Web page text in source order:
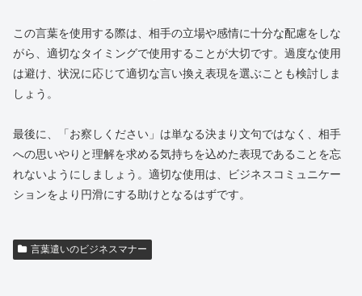
この言葉を使用する際は、相手の立場や感情に十分な配慮をしな
がら、適切なタイミングで使用することが大切です。過度な使用
は避け、状況に応じて適切な言い換え表現を選ぶことも検討しま
しょう。
最後に、「お察しください」は単なる決まり文句ではなく、相手
への思いやりと理解を求める気持ちを込めた表現であることを忘
れないようにしましょう。適切な使用は、ビジネスコミュニケー
ションをより円滑にする助けとなるはずです。
言葉遣いのビジネスマナー